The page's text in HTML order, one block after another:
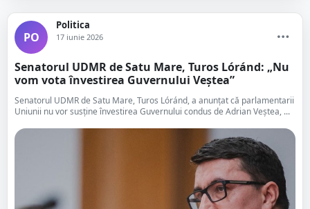
PO
Politica
17 iunie 2026
Senatorul UDMR de Satu Mare, Turos Lóránd: „Nu
vom vota învestirea Guvernului Veștea”
Senatorul UDMR de Satu Mare, Turos Lóránd, a anunțat că parlamentarii
Uniunii nu vor susține învestirea Guvernului condus de Adrian Veștea, ...